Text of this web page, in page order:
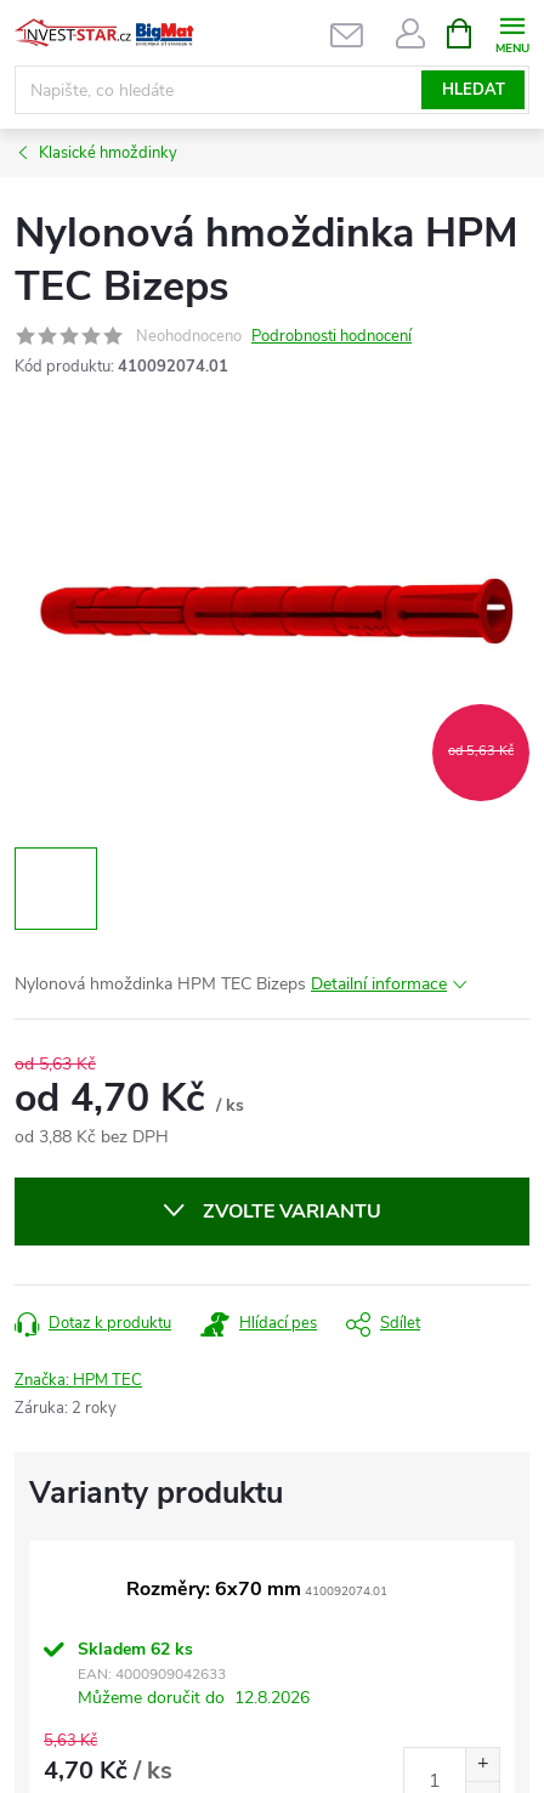
Přejít
na
obsah
HLEDAT
NÁKUPNÍ
KOŠÍK
Klasické hmoždinky
Nylonová hmoždinka HPM
TEC Bizeps
Neohodnoceno Podrobnosti hodnocení
Kód produktu: 410092074.01
od 5,63 Kč
Nylonová hmoždinka HPM TEC Bizeps Detailní informace
od 5,63 Kč
od 4,70 Kč / ks
od 3,88 Kč bez DPH
ZVOLTE VARIANTU
Dotaz k produktu Hlídací pes Sdílet
Značka: HPM TEC
Záruka: 2 roky
Rozměry: 6x70 mm 410092074.01
Skladem 62 ks
EAN: 4000909042633
Můžeme doručit do 12.8.2026
5,63 Kč
4,70 Kč/ ks